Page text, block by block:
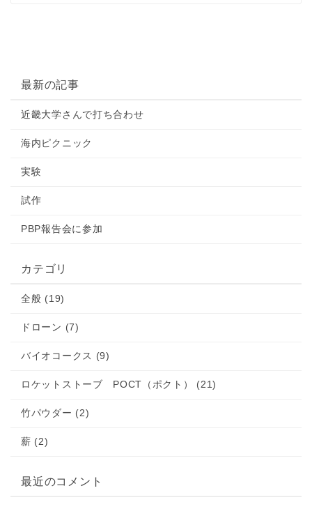
最新の記事
近畿大学さんで打ち合わせ
海内ピクニック
実験
試作
PBP報告会に参加
カテゴリ
全般 (19)
ドローン (7)
バイオコークス (9)
ロケットストーブ POCT（ポクト） (21)
竹パウダー (2)
薪 (2)
最近のコメント